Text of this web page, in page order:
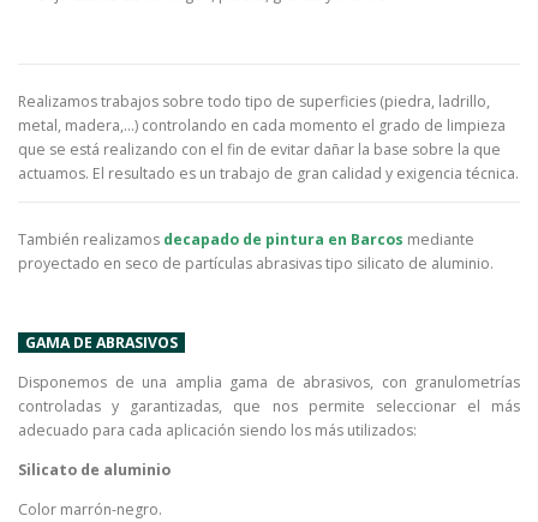
Realizamos trabajos sobre todo tipo de superficies (piedra, ladrillo,
metal, madera,…) controlando en cada momento el grado de limpieza
que se está realizando con el fin de evitar dañar la base sobre la que
actuamos. El resultado es un trabajo de gran calidad y exigencia técnica.
También realizamos decapado de pintura en Barcos mediante
proyectado en seco de partículas abrasivas tipo silicato de aluminio.
GAMA DE ABRASIVOS
Disponemos de una amplia gama de abrasivos, con granulometrías
controladas y garantizadas, que nos permite seleccionar el más
adecuado para cada aplicación siendo los más utilizados:
Silicato de aluminio
Color marrón-negro.